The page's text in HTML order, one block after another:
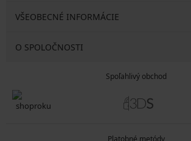
VŠEOBECNÉ INFORMÁCIE
O SPOLOČNOSTI
Spoľahlivý obchod
Platobné metódy